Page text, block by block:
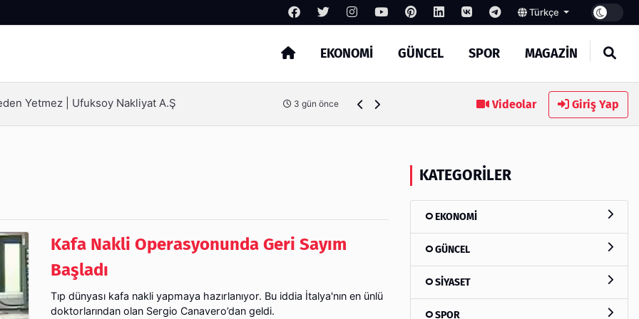
Türkçe
EKONOMİ GÜNCEL SPOR MAGAZİN
Arama
İçin Bilinmesi Gerekenler 4 gün önce Videolar Giriş Yap
Kafa Nakli Operasyonunda Geri Sayım
Başladı
Tıp dünyası kafa nakli yapmaya hazırlanıyor. Bu iddia İtalya'nın en ünlü
doktorlarından olan Sergio Canavero’dan geldi.
KATEGORILER
EKONOMİ
GÜNCEL
SİYASET
SPOR